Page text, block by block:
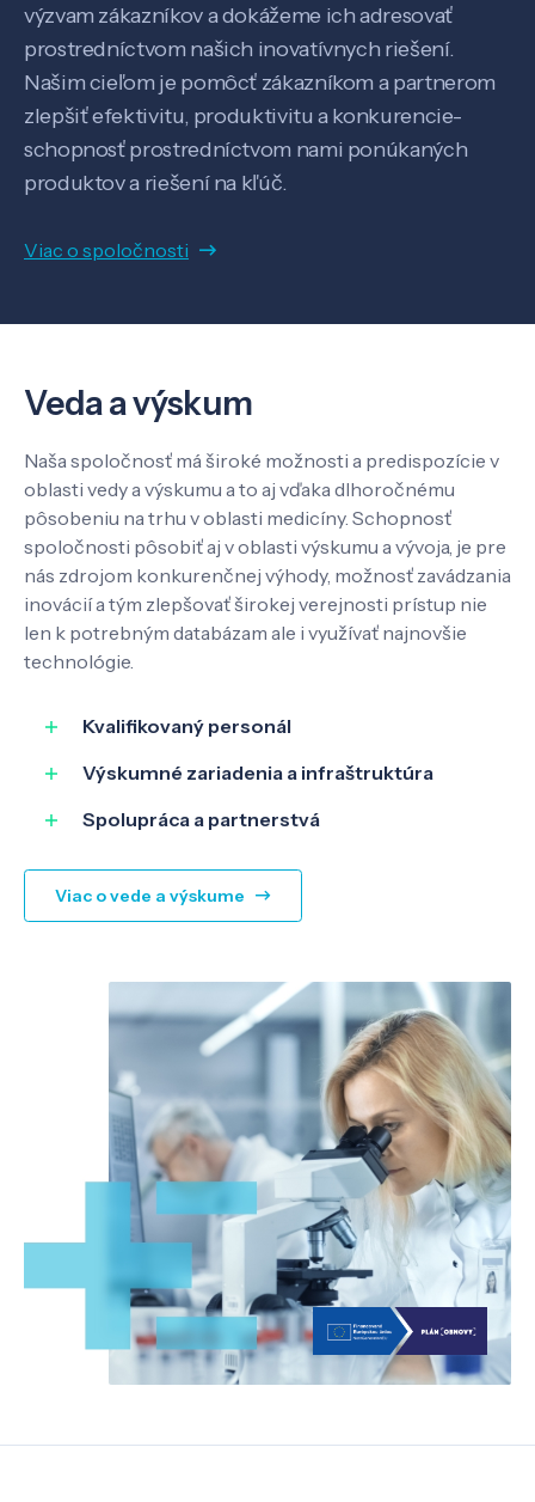
Veda a výskum
Kontakt
SK EN
výzvam zákazníkov a dokážeme ich adresovať
prostredníctvom našich inovatívnych riešení.
Našim cieľom je pomôcť zákazníkom a partnerom
zlepšiť efektivitu, produktivitu a konkurencie-
schopnosť prostredníctvom nami ponúkaných
produktov a riešení na kľúč.
Viac o spoločnosti
Veda a výskum
Naša spoločnosť má široké možnosti a predispozície v
oblasti vedy a výskumu a to aj vďaka dlhoročnému
pôsobeniu na trhu v oblasti medicíny. Schopnosť
spoločnosti pôsobiť aj v oblasti výskumu a vývoja, je pre
nás zdrojom konkurenčnej výhody, možnosť zavádzania
inovácií a tým zlepšovať širokej verejnosti prístup nie
len k potrebným databázam ale i využívať najnovšie
technológie.
Kvalifikovaný personál
Výskumné zariadenia a infraštruktúra
Spolupráca a partnerstvá
Viac o vede a výskume